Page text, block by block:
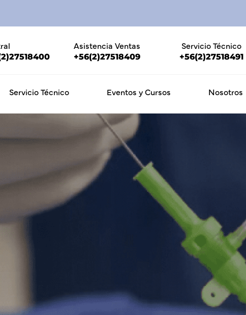
Asistencia Ventas
+56(2)27518409
Servicio Técnico
+56(2)27518491
Servicio Técnico Eventos y Cursos Nosotros